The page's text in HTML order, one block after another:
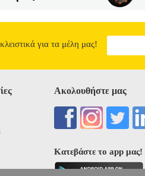
για τα μέλη μας!
Ακολουθήστε μας
Κατεβάστε το app μας!